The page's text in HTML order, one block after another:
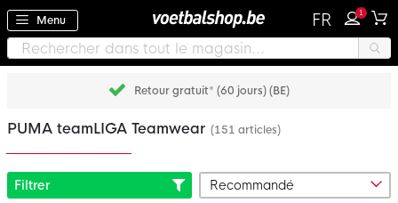
Menu FR 1
Retour gratuit* (60 jours) (BE)
PUMA teamLIGA Teamwear (151 articles)
Filtrer